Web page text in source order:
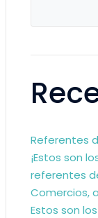
Referentes
¡Estos son
referentes
Comercios,
Estos son